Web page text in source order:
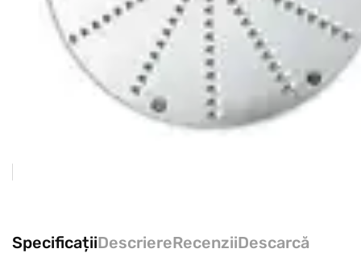
SpecificațiiDescriereRecenziiDescarcă